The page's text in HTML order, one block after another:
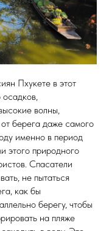
Пхукете в этот
осадков,
волны,
берега даже самого
именно в период
этого природного
Спасатели
не пытаться
как бы
берегу, чтобы
на пляже